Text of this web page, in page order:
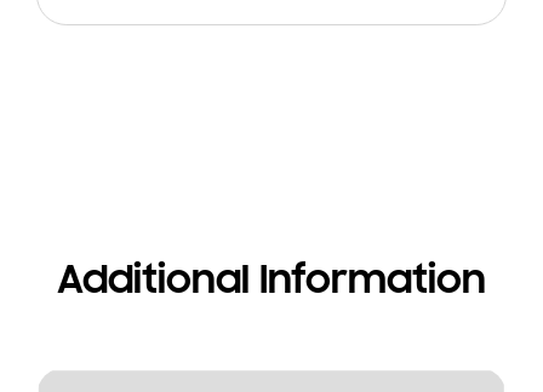
Additional Information